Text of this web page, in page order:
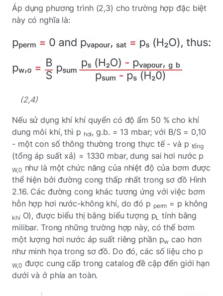
Áp dụng phương trình (2,3) cho trường hợp đặc biệt
này có nghĩa là:
(2,4)
Nếu sử dụng khí khí quyển có độ ẩm 50 % cho khí
dung môi khí, thì p hơi, g.b. = 13 mbar; với B/S = 0,10
- một con số thông thường trong thực tế - và p tổng
(tổng áp suất xả) = 1330 mbar, dung sai hơi nước p
W,0 như là một chức năng của nhiệt độ của bơm được
thể hiện bởi đường cong thấp nhất trong sơ đồ Hình
2.16. Các đường cong khác tương ứng với việc bơm
hỗn hợp hơi nước-không khí, do đó p perm = p không
khíO), được biểu thị bằng biểu tượng pL
tính bằng
milibar. Trong những trường hợp này, có thể bơm
một lượng hơi nước áp suất riêng phần pw cao hơn
như minh họa trong sơ đồ. Do đó, các số liệu cho p
W,0 được cung cấp trong catalog đề cập đến giới hạn
dưới và ở phía an toàn.